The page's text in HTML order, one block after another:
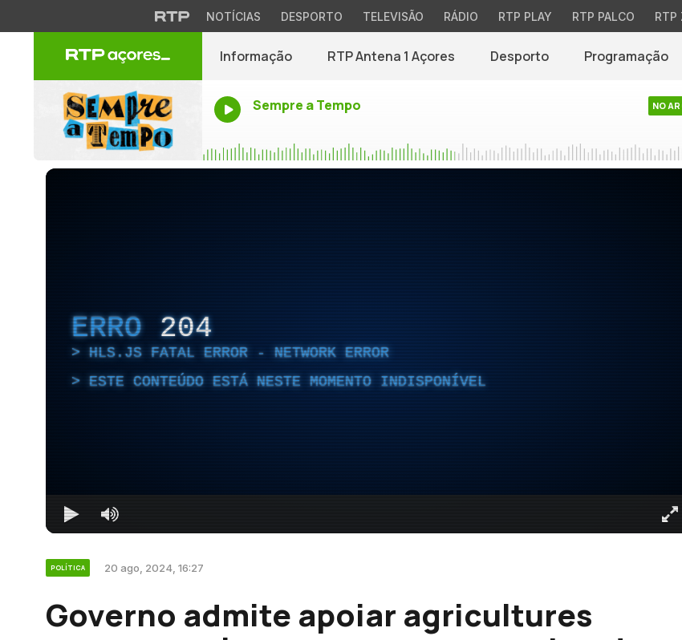
NOTÍCIAS DESPORTO TELEVISÃO RÁDIO RTP PLAY RTP PALCO RTP
Informação RTP Antena 1 Açores Desporto Programação
Sempre a Tempo NO AR
ERRO 204
HLS.JS FATAL ERROR - NETWORK ERROR
ESTE CONTEÚDO ESTÁ NESTE MOMENTO INDISPONÍVEL
POLÍTICA 20 ago, 2024, 16:27
Governo admite apoiar agricultures